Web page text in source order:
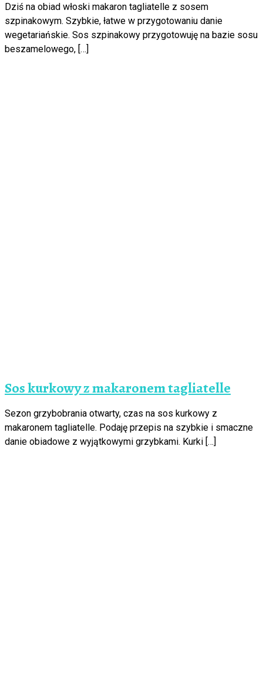
Dziś na obiad włoski makaron tagliatelle z sosem
szpinakowym. Szybkie, łatwe w przygotowaniu danie
wegetariańskie. Sos szpinakowy przygotowuję na bazie sosu
beszamelowego, […]
Sos kurkowy z makaronem tagliatelle
Sezon grzybobrania otwarty, czas na sos kurkowy z
makaronem tagliatelle. Podaję przepis na szybkie i smaczne
danie obiadowe z wyjątkowymi grzybkami. Kurki […]